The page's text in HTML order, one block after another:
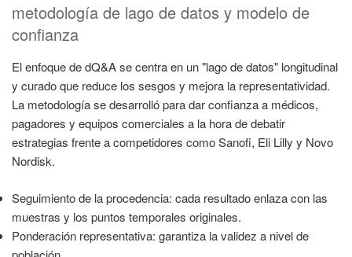
metodología de lago de datos y modelo de
confianza
El enfoque de dQ&A se centra en un "lago de datos" longitudinal
y curado que reduce los sesgos y mejora la representatividad.
La metodología se desarrolló para dar confianza a médicos,
pagadores y equipos comerciales a la hora de debatir
estrategias frente a competidores como Sanofi, Eli Lilly y Novo
Nordisk.
Seguimiento de la procedencia: cada resultado enlaza con las
muestras y los puntos temporales originales.
Ponderación representativa: garantiza la validez a nivel de